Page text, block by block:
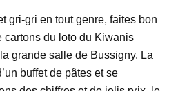
gri-gri en tout genre, faites bon
cartons du loto du Kiwanis
grande salle de Bussigny. La
buffet de pâtes et se